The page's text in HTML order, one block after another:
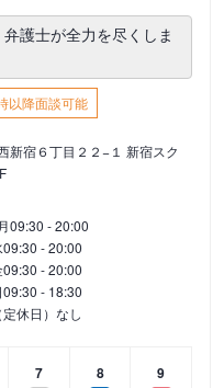
護士が全力を尽くしま
以降面談可能
新宿６丁目２２−１ 新宿スク
月09:30 - 20:00
09:30 - 20:00
09:30 - 20:00
09:30 - 18:30
定休日）なし
7
8
9